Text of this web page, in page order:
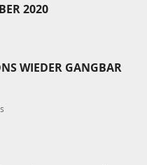
2020
WIEDER GANGBAR